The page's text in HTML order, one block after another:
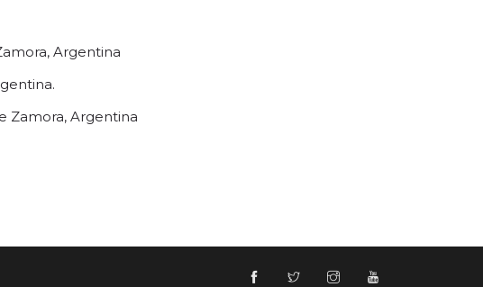
Argentina
Zamora, Argentina